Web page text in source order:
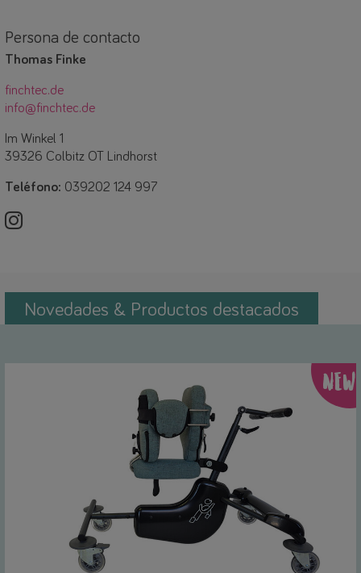
Persona de contacto
Thomas Finke
finchtec.de
info@finchtec.de
Im Winkel 1
39326 Colbitz OT Lindhorst
Teléfono: 039202 124 997
Novedades & Productos destacados
NEW